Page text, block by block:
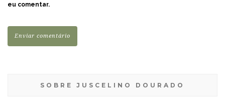
eu comentar.
SOBRE JUSCELINO DOURADO